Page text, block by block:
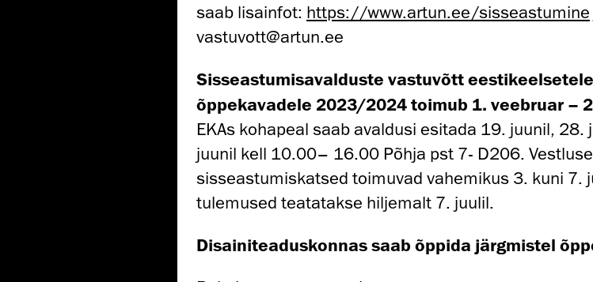
saab lisainfot: https://www.artun.ee/sisseastumine
vastuvott@artun.ee
Sisseastumisavalduste vastuvõtt eestikeelsetele
õppekavadele 2023/2024 toimub 1. veebruar –
EKAs kohapeal saab avaldusi esitada 19. juunil, 28.
juunil kell 10.00– 16.00 Põhja pst 7- D206.
sisseastumiskatsed toimuvad vahemikus 3. kuni 7.
tulemused teatatakse hiljemalt 7. juulil.
Disainiteaduskonnas saab õppida järgmistel